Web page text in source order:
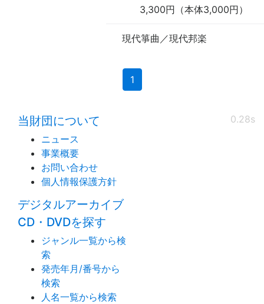
3,300円（本体3,000円）
現代箏曲／現代邦楽
1(current)
0.28s
当財団について
ニュース
事業概要
お問い合わせ
個人情報保護方針
デジタルアーカイブ
CD・DVDを探す
ジャンル一覧から検
索
発売年月/番号から
検索
人名一覧から検索